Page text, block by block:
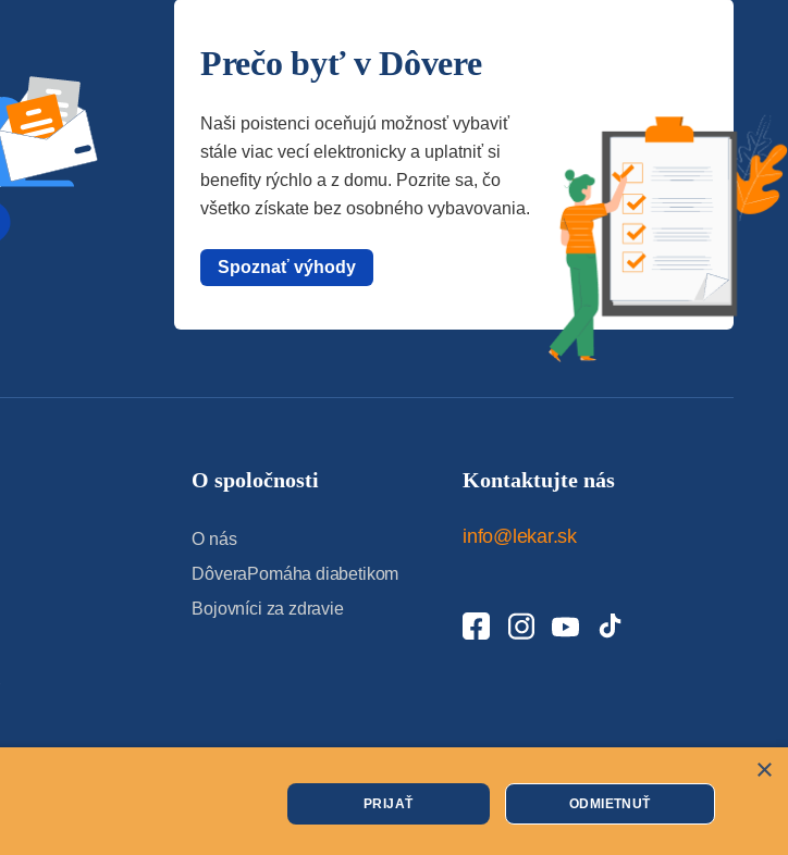
Prečo byť v Dôvere
Naši poistenci oceňujú možnosť vybaviť
stále viac vecí elektronicky a uplatniť si
benefity rýchlo a z domu. Pozrite sa, čo
všetko získate bez osobného vybavovania.
Spoznať výhody
O spoločnosti
O nás
DôveraPomáha diabetikom
Bojovníci za zdravie
Kontaktujte nás
info@lekar.sk
Cookies
×
PRIJAŤ ODMIETNUŤ